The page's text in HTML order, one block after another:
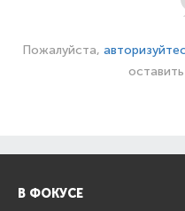
Пожалуйста,
В ФОКУСЕ